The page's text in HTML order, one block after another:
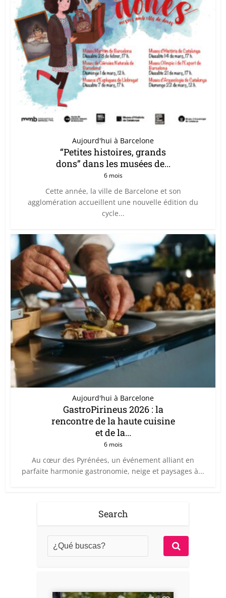
Aujourd'hui à Barcelone
“Petites histoires, grands
dons” dans les musées de...
6 mois
Cette année, la ville de Barcelone et son
agglomération accueillent une nouvelle édition du
cycle...
Aujourd'hui à Barcelone
GastroPirineus 2026 : la
rencontre de la haute cuisine
et de la...
6 mois
Au cœur des Pyrénées, un événement alliant en
parfaite harmonie gastronomie, neige et paysages à...
Search